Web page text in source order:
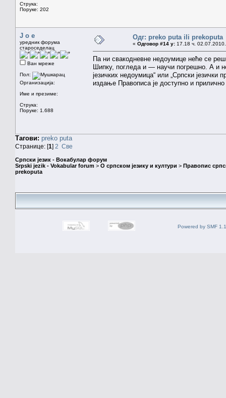
Струка:
Поруке: 202
J o e
уредник форума
староседелац
Ван мреже
Пол:
Организација:
Име и презиме:
Струка:
Поруке: 1.688
Одг: preko puta ili prekoputa
« Одговор #14 у: 17.18 ч.
Па ни свакодневне недоумице неће се
Шипку, погледа и — научи погрешно. А и
језичких недоумица“ или „Српски
издање Правописа је доступно и
Тагови: preko puta
Странице: [1] 2 Све
Српски језик - Вокабулар форум
Srpski jezik - Vokabular forum > О српском језику и култури > Правопис
prekoputa
Powered by SMF